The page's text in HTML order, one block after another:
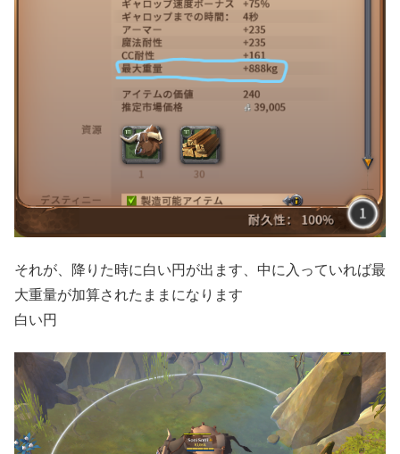
それが、降りた時に白い円が出ます、中に入っていれば最
大重量が加算されたままになります
白い円